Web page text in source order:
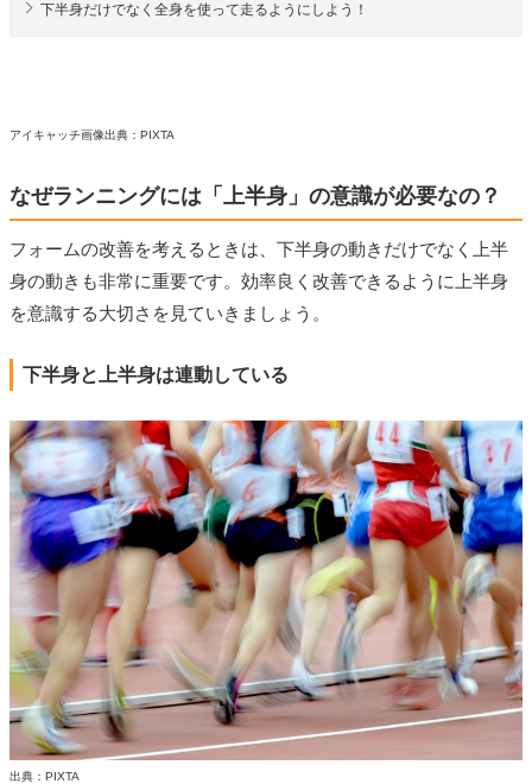
下半身だけでなく全身を使って走るようにしよう！
アイキャッチ画像出典：PIXTA
なぜランニングには「上半身」の意識が必要なの？
フォームの改善を考えるときは、下半身の動きだけでなく上半
身の動きも非常に重要です。効率良く改善できるように上半身
を意識する大切さを見ていきましょう。
下半身と上半身は連動している
出典：PIXTA